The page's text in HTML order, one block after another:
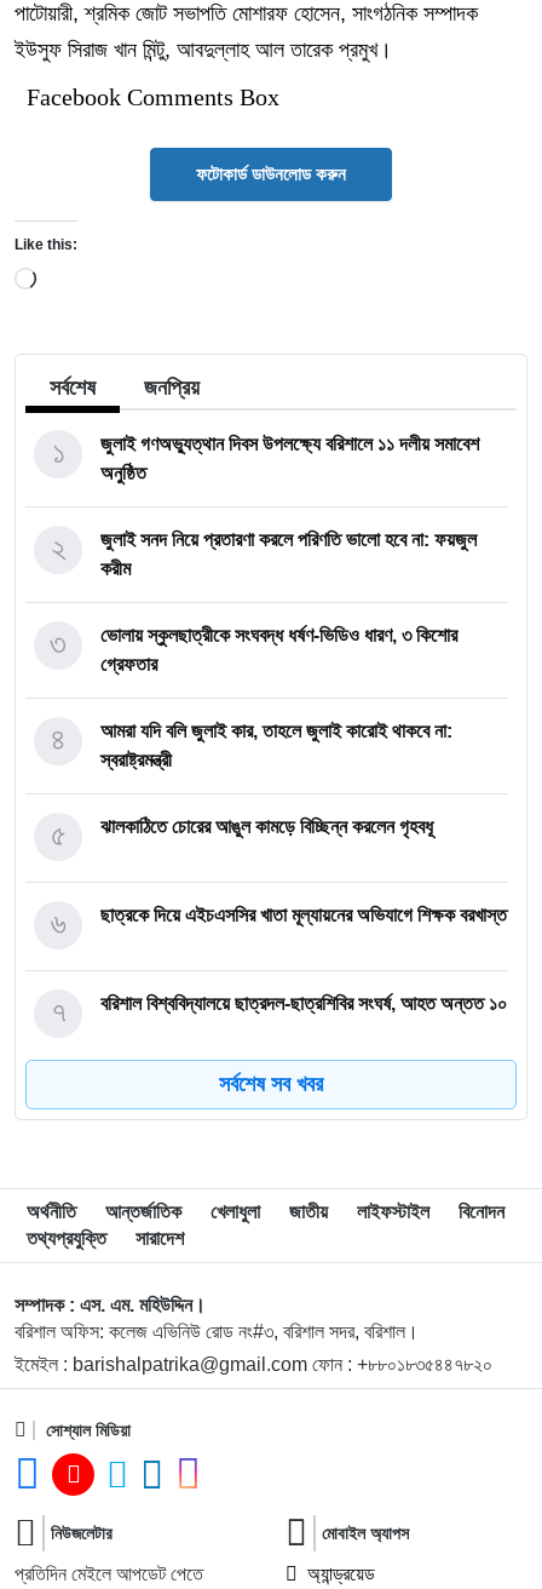
পাটোয়ারী, শ্রমিক জোট সভাপতি মোশারফ হোসেন, সাংগঠনিক সম্পাদক
ইউসুফ সিরাজ খান মিন্টু, আবদুল্লাহ আল তারেক প্রমুখ।
Facebook Comments Box
ফটোকার্ড ডাউনলোড করুন
Like this:
Loading…
সর্বশেষ জনপ্রিয়
জুলাই গণঅভ্যুত্থান দিবস উপলক্ষ্যে বরিশালে ১১ দলীয় সমাবেশ
অনুষ্ঠিত
১
জুলাই সনদ নিয়ে প্রতারণা করলে পরিণতি ভালো হবে না: ফয়জুল
করীম
২
ভোলায় স্কুলছাত্রীকে সংঘবদ্ধ ধর্ষণ-ভিডিও ধারণ, ৩ কিশোর
গ্রেফতার
৩
আমরা যদি বলি জুলাই কার, তাহলে জুলাই কারোই থাকবে না:
স্বরাষ্ট্রমন্ত্রী
৪
ঝালকাঠিতে চোরের আঙুল কামড়ে বিচ্ছিন্ন করলেন গৃহবধূ
৫
ছাত্রকে দিয়ে এইচএসসির খাতা মূল্যায়নের অভিযাগে শিক্ষক বরখাস্ত
৬
বরিশাল বিশ্ববিদ্যালয়ে ছাত্রদল-ছাত্রশিবির সংঘর্ষ, আহত অন্তত ১০
৭
বিএম কলেজে নানা আয়োজনে পালিত হলো জুলাই গণঅভ্যুত্থান
দিবস
৮
বিএম কলেজে “শিবির” ট্যাগ দিয়ে জুলাইয়ের অনুষ্ঠান বন্ধের
অভিযোগ ছাত্রদলের বিরুদ্ধে
৯
অনুষ্ঠিত
১০
ডিগ্রি হলের ঝুঁকিপূর্ণ ভবন পরিদর্শনে বিএম কলেজ অধ্যক্ষ, দ্রুত
১১
বাকেরগঞ্জে বোমা বিস্ফোরণ, নারী-শিশুসহ দগ্ধ ৩
১২
ফের বিশ্ববাজারে স্বর্ণের দামে বড় লাফ
১৩
সর্বশেষ সব খবর
অর্থনীতি আন্তর্জাতিক খেলাধুলা জাতীয় লাইফস্টাইল
বিনোদন
তথ্যপ্রযুক্তি
সারাদেশ
সম্পাদক : এস. এম. মহিউদ্দিন।
বরিশাল অফিস: কলেজ এভিনিউ রোড নং#৩, বরিশাল সদর, বরিশাল।
ইমেইল : barishalpatrika@gmail.com ফোন : +৮৮০১৮৩৫৪৪৭৮২০
সোশ্যাল মিডিয়া
নিউজলেটার
প্রতিদিন মেইলে আপডেট পেতে
মোবাইল অ্যাপস
অ্যান্ড্রয়েড